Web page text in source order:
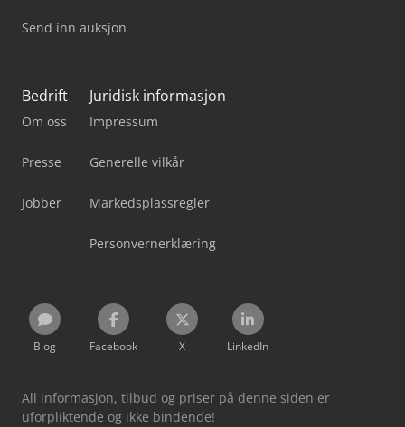
Send inn auksjon
Bedrift
Om oss
Presse
Jobber
Juridisk informasjon
Impressum
Generelle vilkår
Markedsplassregler
Personvernerklæring
Blog Facebook X LinkedIn
All informasjon, tilbud og priser på denne siden er
uforpliktende og ikke bindende!